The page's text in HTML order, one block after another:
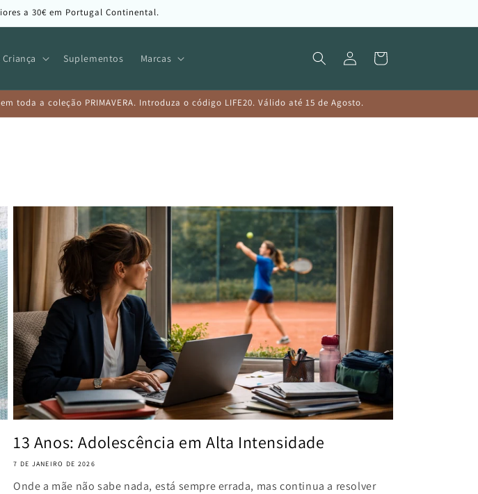
a 30€ em Portugal Continental.
Criança Suplementos Marcas
Iniciar
sessão
Carrinho
toda a coleção PRIMAVERA. Introduza o código LIFE20. Válido até 15 de Agosto.
13 Anos: Adolescência em Alta Intensidade
7 DE JANEIRO DE 2026
Onde a mãe não sabe nada, está sempre errada, mas continua a resolver